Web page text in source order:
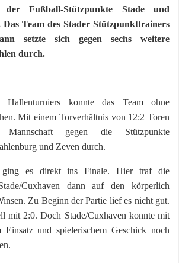
der Fußball-Stützpunkte Stade und
Das Team des Stader Stützpunkttrainers
setzte sich gegen sechs weitere
durch.
konnte das Team ohne
Mit einem Torverhältnis von 12:2 Toren
gegen die Stützpunkte
und Zeven durch.
ging es direkt ins Finale. Hier traf die
Cuxhaven dann auf den körperlich
Zu Beginn der Partie lief es nicht gut.
mit 2:0. Doch Stade/Cuxhaven konnte mit
und spielerischem Geschick noch